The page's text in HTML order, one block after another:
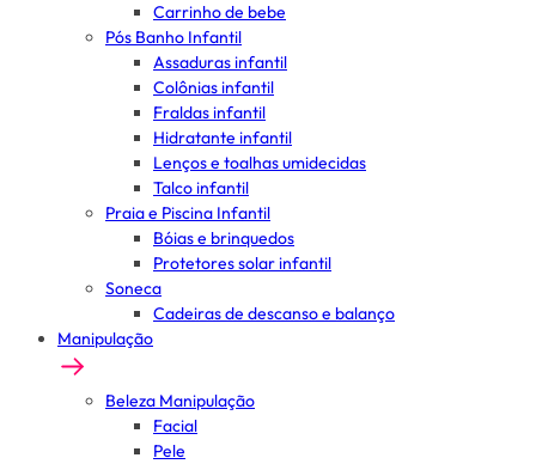
Carrinho de bebe
Pós Banho Infantil
Assaduras infantil
Colônias infantil
Fraldas infantil
Hidratante infantil
Lenços e toalhas umidecidas
Talco infantil
Praia e Piscina Infantil
Bóias e brinquedos
Protetores solar infantil
Soneca
Cadeiras de descanso e balanço
Manipulação
Beleza Manipulação
Facial
Pele